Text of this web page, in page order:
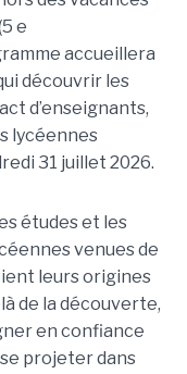
e
accueillera
découvrir les
d’enseignants,
lycéennes
31 juillet 2026.
études et les
venues de
leurs origines
de la découverte,
en confiance
projeter dans